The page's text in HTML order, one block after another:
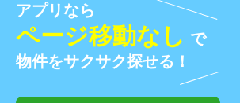
アプリなら
ページ移動なし で
物件をサクサク探せる！